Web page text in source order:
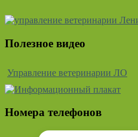
Полезное видео
Управление ветеринарии ЛО
Номера телефонов